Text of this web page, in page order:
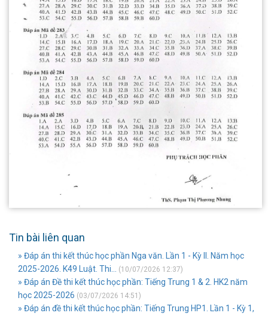
Tin bài liên quan
» Đáp án thi kết thúc học phần Nga văn. Lần 1 - Kỳ II. Năm học
2025-2026. K49 Luật. Thi...
(10/07/2026 12:37)
» Đáp án Đề thi kết thúc học phần: Tiếng Trung 1 & 2. HK2 năm
học 2025-2026 (03/07/2026 14:51)
» Đáp án đề thi kết thúc học phần: Tiếng Trung HP1. Lần 1 - Kỳ 1,